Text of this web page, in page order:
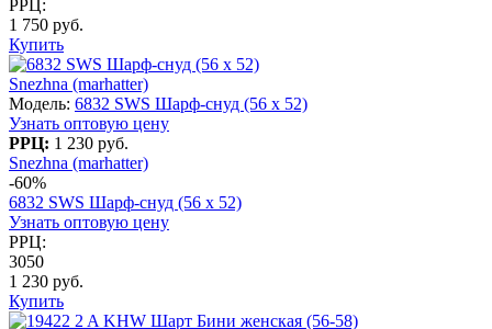
РРЦ:
1 750 руб.
Купить
Snezhna (marhatter)
Модель: 6832 SWS Шарф-снуд (56 х 52)
Узнать оптовую цену
РРЦ: 1 230 руб.
Snezhna (marhatter)
-60%
6832 SWS Шарф-снуд (56 х 52)
Узнать оптовую цену
РРЦ:
3050
1 230 руб.
Купить